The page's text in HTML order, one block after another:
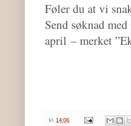
Føler du at vi
Send søknad
april – merket ”
kl. 14:06